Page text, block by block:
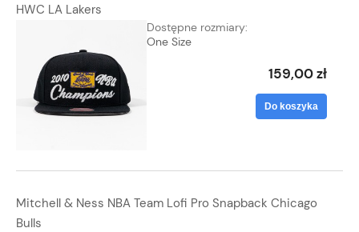
HWC LA Lakers
Dostępne rozmiary:
One Size
159,00 zł
Do koszyka
Mitchell & Ness NBA Team Lofi Pro Snapback Chicago
Bulls